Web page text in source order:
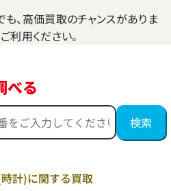
、高価買取のチャンスがありま
利用ください。
べる
計)に関する買取